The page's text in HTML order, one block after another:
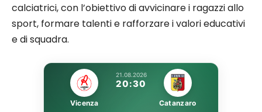
calciatrici, con l’obiettivo di avvicinare i ragazzi allo
sport, formare talenti e rafforzare i valori educativi
e di squadra.
21.08.2026
20:30
Vicenza Catanzaro